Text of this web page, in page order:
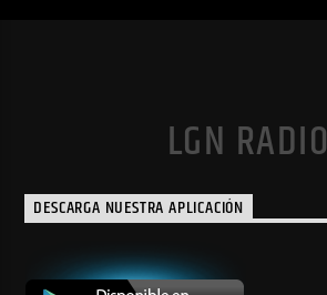
LGN RADIO
DESCARGA NUESTRA APLICACIÓN